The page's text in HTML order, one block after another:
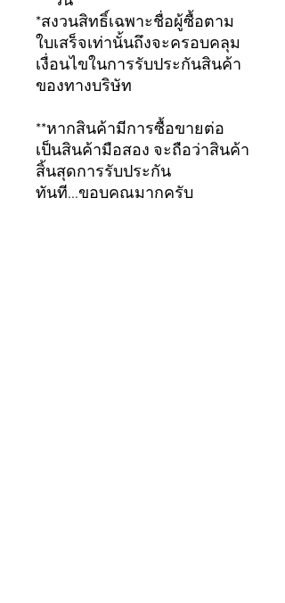
*สงวนสิทธิ์เฉพาะชื่อผู้ซื้อตาม
ใบเสร็จเท่านั้นถึงจะครอบคลุม
เงื่อนไขในการรับประกันสินค้า
ของทางบริษัท
**หากสินค้ามีการซื้อขายต่อ
เป็นสินค้ามือสอง จะถือว่าสินค้า
สิ้นสุดการรับประกัน
ทันที...ขอบคุณมากครับ